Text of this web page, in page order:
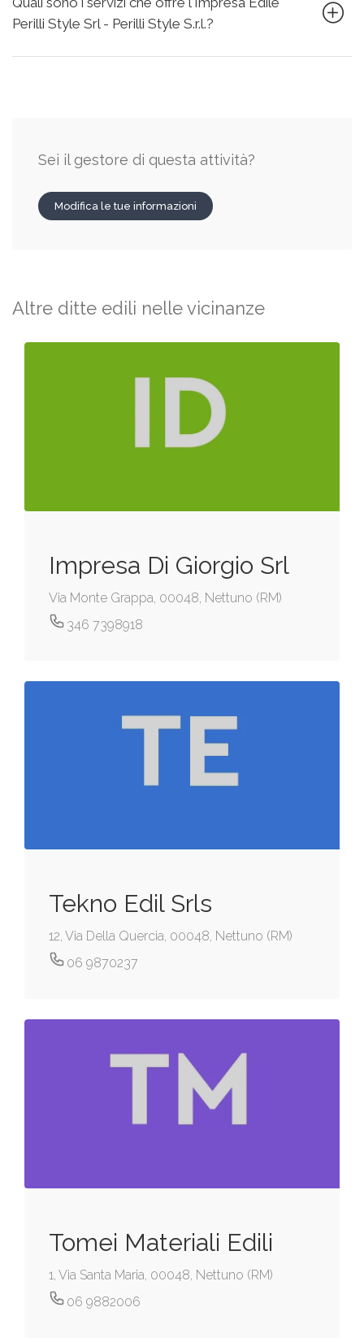
Perilli Style Srl - Perilli Style S.r.l.?
Sei il gestore di questa attività?
Modifica le tue informazioni
Altre ditte edili nelle vicinanze
Impresa Di Giorgio Srl
Via Monte Grappa, 00048, Nettuno (RM)
346 7398918
Tekno Edil Srls
12, Via Della Quercia, 00048, Nettuno (RM)
06 9870237
Tomei Materiali Edili
1, Via Santa Maria, 00048, Nettuno (RM)
06 9882006